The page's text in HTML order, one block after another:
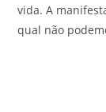
vida. A
qual não